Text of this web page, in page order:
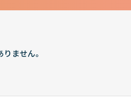
ません。